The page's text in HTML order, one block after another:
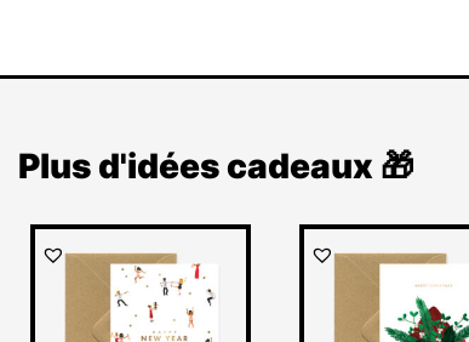
Plus d'idées cadeaux 🎁